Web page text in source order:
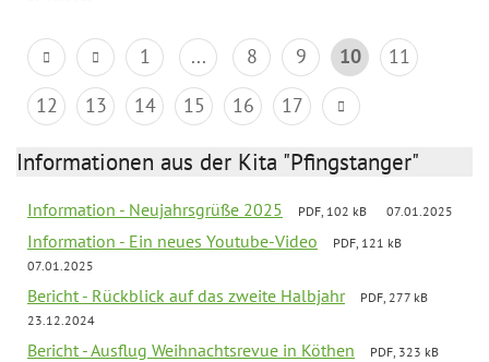
1 ... 8 9 10
11
12
13 14 15 16 17
Informationen aus der Kita "Pfingstanger"
Information - Neujahrsgrüße 2025 PDF, 102 kB 07.01.2025
Information - Ein neues Youtube-Video
PDF, 121 kB
07.01.2025
Bericht - Rückblick auf das zweite Halbjahr
PDF, 277 kB
23.12.2024
Bericht - Ausflug Weihnachtsrevue in Köthen
PDF, 323 kB